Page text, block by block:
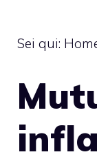
Sei qui: